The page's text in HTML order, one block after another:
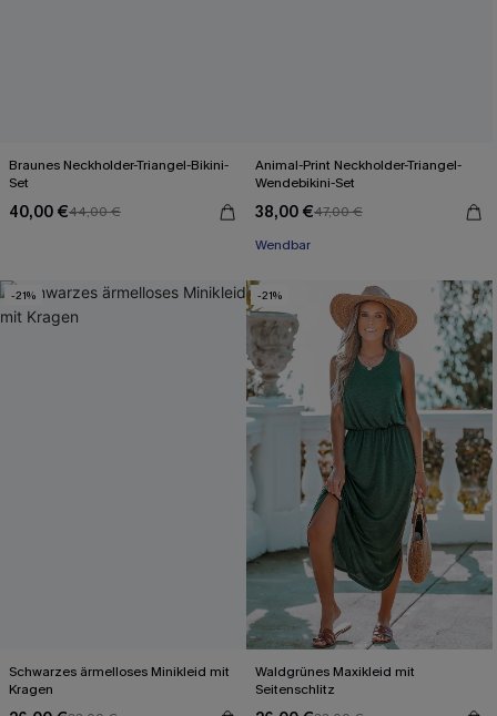
Braunes Neckholder-Triangel-Bikini-
Set
40,00 €44,00 €
Animal-Print Neckholder-Triangel-
Wendebikini-Set
38,00 €47,00 €
Wendbar
-21%
Schwarzes ärmelloses Minikleid mit
Kragen
-21%
Waldgrünes Maxikleid mit
Seitenschlitz